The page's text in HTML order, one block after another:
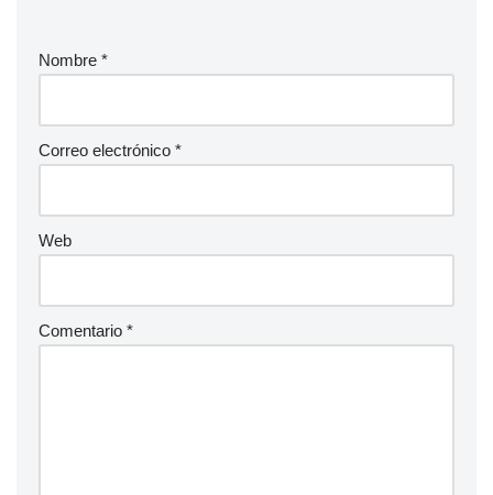
Nombre *
Correo electrónico *
Web
Comentario *